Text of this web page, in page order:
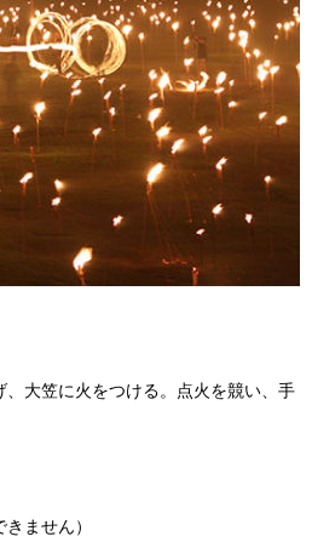
大笠に火をつける。点火を競い、手
ません）